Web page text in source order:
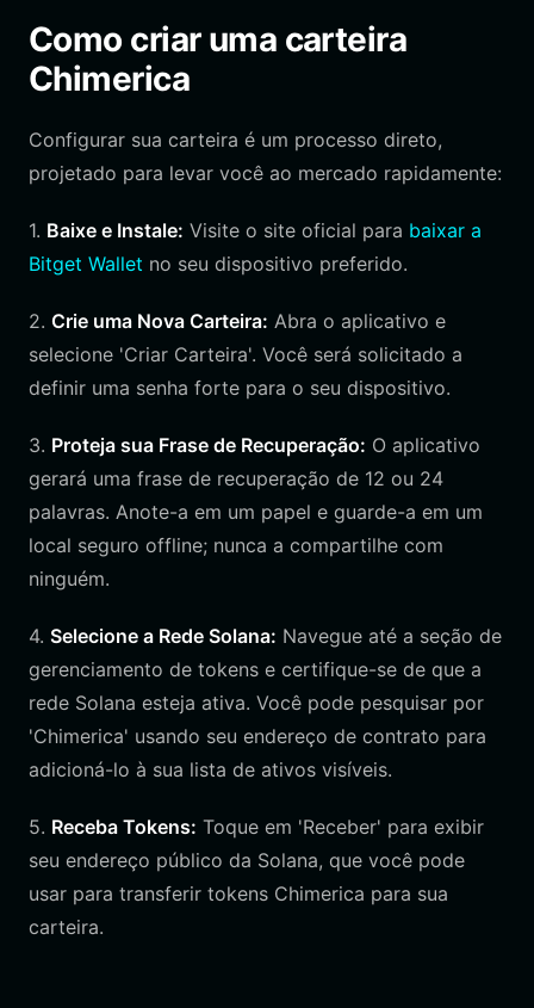
Como criar uma carteira
Chimerica
Configurar sua carteira é um processo direto,
projetado para levar você ao mercado rapidamente:
1. Baixe e Instale: Visite o site oficial para baixar a
Bitget Wallet no seu dispositivo preferido.
2. Crie uma Nova Carteira: Abra o aplicativo e
selecione 'Criar Carteira'. Você será solicitado a
definir uma senha forte para o seu dispositivo.
3. Proteja sua Frase de Recuperação: O aplicativo
gerará uma frase de recuperação de 12 ou 24
palavras. Anote-a em um papel e guarde-a em um
local seguro offline; nunca a compartilhe com
ninguém.
4. Selecione a Rede Solana: Navegue até a seção de
gerenciamento de tokens e certifique-se de que a
rede Solana esteja ativa. Você pode pesquisar por
'Chimerica' usando seu endereço de contrato para
adicioná-lo à sua lista de ativos visíveis.
5. Receba Tokens: Toque em 'Receber' para exibir
seu endereço público da Solana, que você pode
usar para transferir tokens Chimerica para sua
carteira.